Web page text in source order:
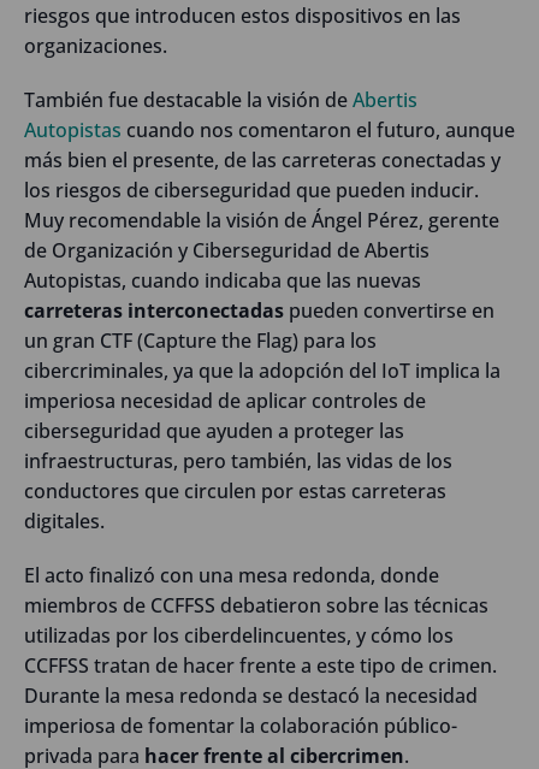
riesgos que introducen estos dispositivos en las
organizaciones.
También fue destacable la visión deAbertis
Autopistas cuando nos comentaron el futuro, aunque
más bien el presente, de las carreteras conectadas y
los riesgos de ciberseguridad que pueden inducir.
Muy recomendable la visión de Ángel Pérez, gerente
de Organización y Ciberseguridad de Abertis
Autopistas, cuando indicaba que las nuevas
carreteras interconectadas pueden convertirse en
un gran CTF (Capture the Flag) para los
cibercriminales, ya que la adopción del IoT implica la
imperiosa necesidad de aplicar controles de
ciberseguridad que ayuden a proteger las
infraestructuras, pero también, las vidas de los
conductores que circulen por estas carreteras
digitales.
El acto finalizó con una mesa redonda, donde
miembros de CCFFSS debatieron sobre las técnicas
utilizadas por los ciberdelincuentes, y cómo los
CCFFSS tratan de hacer frente a este tipo de crimen.
Durante la mesa redonda se destacó la necesidad
imperiosa de fomentar la colaboración público-
privada para hacer frente al cibercrimen.